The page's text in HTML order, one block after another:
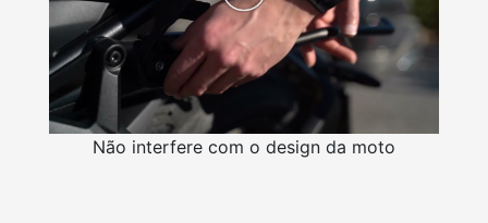
Não interfere com o design da moto